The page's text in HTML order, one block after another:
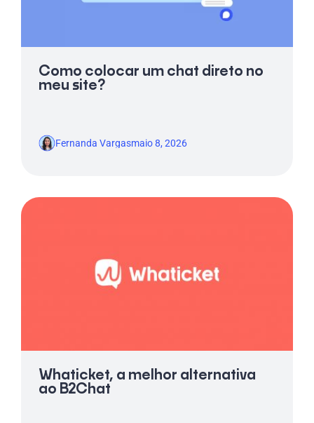
Como colocar um chat direto no
meu site?
Fernanda Vargasmaio 8, 2026
Whaticket, a melhor alternativa
ao B2Chat